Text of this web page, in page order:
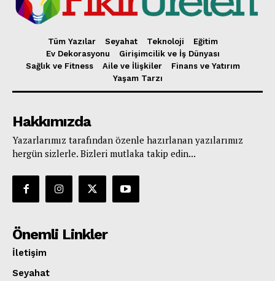
Tüm Yazılar Seyahat Teknoloji
Eğitim
Ev Dekorasyonu
Girişimcilik ve İş Dünyası
Sağlık ve Fitness
Aile ve İlişkiler
Finans ve Yatırım
Yaşam Tarzı
Hakkımızda
Yazarlarımız tarafından özenle hazırlanan yazılarımız
hergün sizlerle. Bizleri mutlaka takip edin...
Önemli Linkler
İletişim
Seyahat